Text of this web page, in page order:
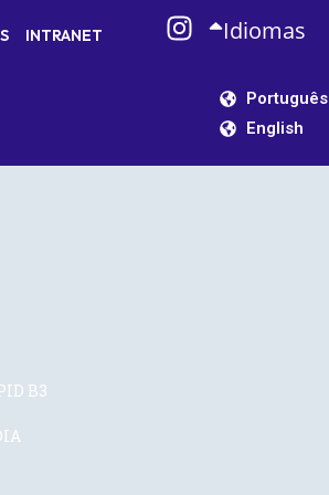
INTRANET Idiomas
Português
English
B3